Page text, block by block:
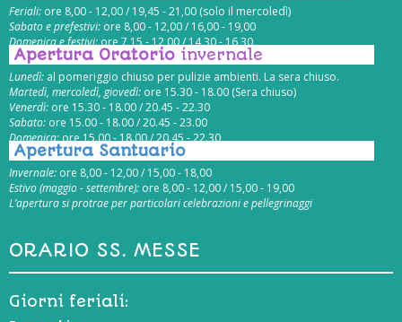
Feriali: ore 8,00 - 12,00 / 19,45 - 21,00 (solo il mercoledì)
Sabato e prefestivi: ore 8,00 - 12,00 / 16,00 - 19,00
Domenica e festivi:ore 7,15 - 12,00 / 14,30 - 16,30
Apertura Oratorio invernale
Lunedì: al pomeriggio chiuso per pulizie ambienti. La sera chiuso.
Martedì, mercoledì, giovedì: ore 15.30 - 18.00 (Sera chiuso)
Venerdì: ore 15.30 - 18.00 / 20.45 - 22.30
Sabato: ore 15.00 - 18.00 / 20.45 - 23.00
Domenica:ore 15.00 - 18.00 / 20.45 - 22.30
Apertura Santuario
Invernale: ore 8,00 - 12,00 / 15,00 - 18,00
Estivo (maggio - settembre): ore 8,00 - 12,00 / 15,00 - 19,00
L’apertura si protrae per particolari celebrazioni e pellegrinaggi
ORARIO SS. MESSE
Giorni feriali: